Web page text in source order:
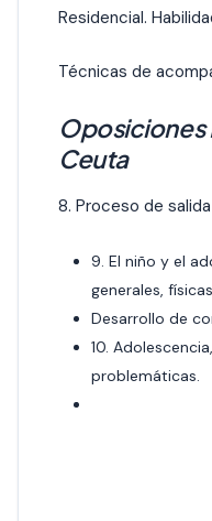
Residencial.
Técnicas de
Ceuta
8. Proceso de
9. El niño y el
generales,
Desarrollo de
10.
problemáticas.